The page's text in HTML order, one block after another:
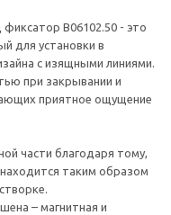
B06102.50 - это
для установки в
с изящными линиями.
при закрывании и
приятное ощущение
части благодаря тому,
таким образом
– магнитная и